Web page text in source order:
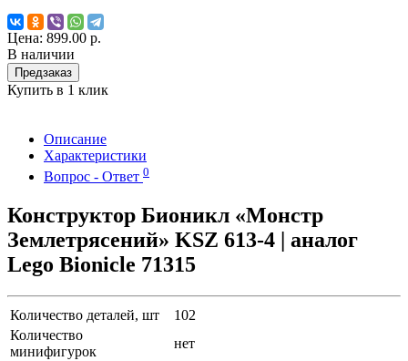
Цена: 899.00 р.
В наличии
Предзаказ
Купить в 1 клик
Описание
Характеристики
Вопрос - Ответ 0
Конструктор Бионикл «Монстр
Землетрясений» KSZ 613-4 | аналог
Lego Bionicle 71315
Количество деталей, шт
102
Количество
минифигурок
нет